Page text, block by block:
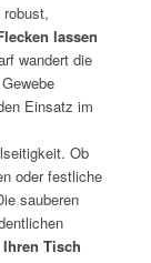
lassen
wandert die
Einsatz im
Ob
oder festliche
sauberen
Tisch